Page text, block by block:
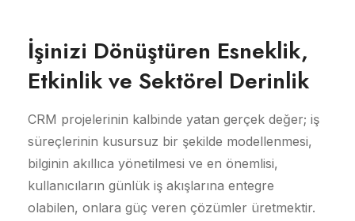
İşinizi Dönüştüren Esneklik,
Etkinlik ve Sektörel Derinlik
CRM projelerinin kalbinde yatan gerçek değer; iş
süreçlerinin kusursuz bir şekilde modellenmesi,
bilginin akıllıca yönetilmesi ve en önemlisi,
kullanıcıların günlük iş akışlarına entegre
olabilen, onlara güç veren çözümler üretmektir.